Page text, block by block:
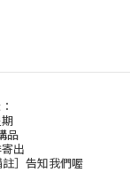
品
出
］告知我們喔